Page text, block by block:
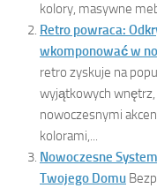
kolory, masywne
Retro powraca:
wkomponować w
retro zyskuje na
wyjątkowych wnętrz,
nowoczesnymi
kolorami,...
Nowoczesne
Twojego Domu